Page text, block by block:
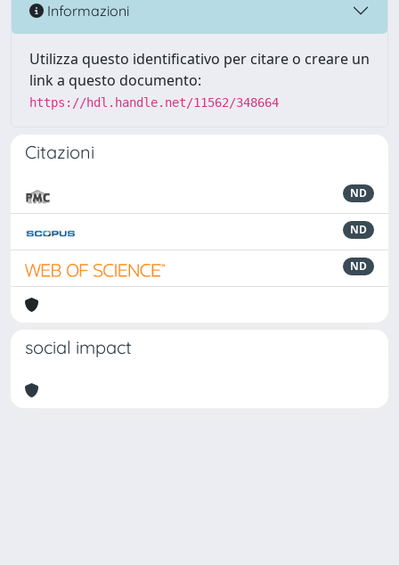
Informazioni
Utilizza questo identificativo per citare o creare un
link a questo documento:
https://hdl.handle.net/11562/348664
Citazioni
ND
ND
ND
social impact